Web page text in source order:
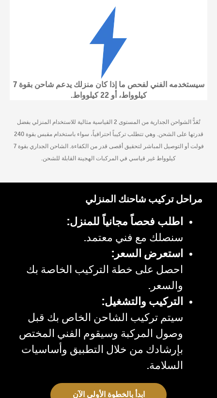
سيستخدمه الفني لفحص ما إذا كان منزلك يدعم شاحن بقوة 7
كيلوواط، أو 22 كيلوواط.
تُعَدُّ الشواحن الجدارية من المستوى 2 القياسية مثالية للاستخدام المنزلي بفضل
قدرتها على الشحن. وهي تتطلب تركيباً احترافياً، سواء باستخدام مقبس بقوة 240
فولت أو التوصيل المباشر لتحقيق أقصى قدر من الكفاءة. الشاحن الجداري بقوة 7
كيلوواط غير قياسي في المركبات الهجينة القابلة للشحن.
مراحل تركيب شاحنك المنزلي
اطلب فحصاً مجانياً للمنزل:
سنصلك مع فني معتمد.
استعرض السعر:
احصل على خطة التركيب الخاصة بك
والسعر.
التركيب والتشغيل:
سيتم تركيب الشاحن الخاص بك قبل
وصول المركبة وسيقوم الفني المختص
بإرشادك من خلال التطبيق وأساسيات
السلامة.
ابدأ بالخطوة الأولى الآن